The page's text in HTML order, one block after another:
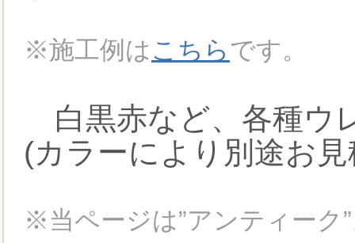
※施工例はこちら です。
白黒赤など、各種ウ
(カラーにより別途お
※当ページは”アンティーク